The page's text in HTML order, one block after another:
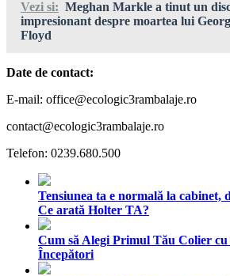
Vezi si: Meghan Markle a tinut un
impresionant despre moartea lui
Floyd
Date de contact:
E-mail: office@ecologic3rambalaje.ro
contact@ecologic3rambalaje.ro
Telefon: 0239.680.500
Tensiunea ta e normală la cabinet,
Ce arată Holter TA?
Cum să Alegi Primul Tău Colier
Începători